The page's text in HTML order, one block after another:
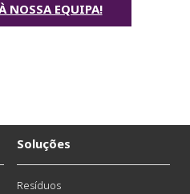
NOSSA EQUIPA!
Soluções
Resíduos